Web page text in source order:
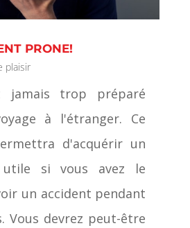
PRONE!
plaisir
trop préparé
à l'étranger. Ce
d'acquérir un
utile si vous avez le
un accident pendant
Vous devrez peut-être